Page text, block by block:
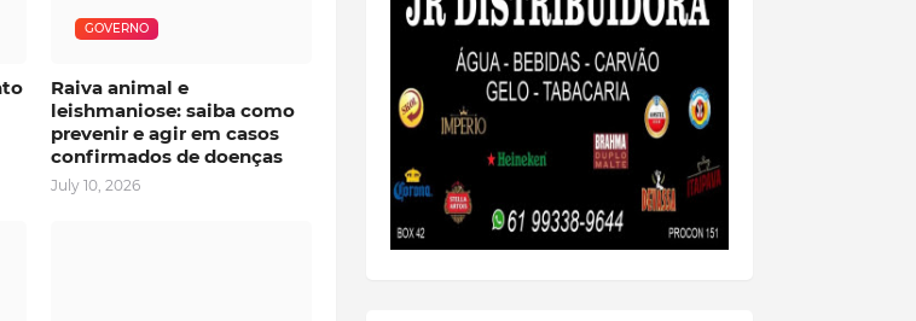
GOVERNO
Raiva animal e
leishmaniose: saiba como
prevenir e agir em casos
confirmados de doenças
July 10, 2026